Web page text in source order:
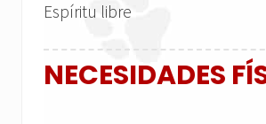
Espíritu libre
NECESIDADES